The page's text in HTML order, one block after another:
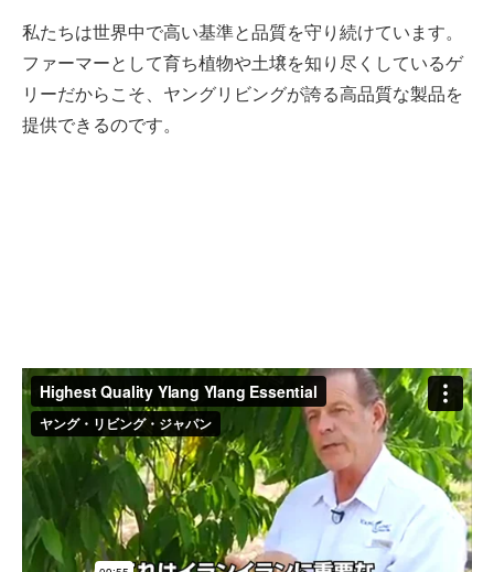
私たちは世界中で高い基準と品質を守り続けています。
ファーマーとして育ち植物や土壌を知り尽くしているゲ
リーだからこそ、ヤングリビングが誇る高品質な製品を
提供できるのです。